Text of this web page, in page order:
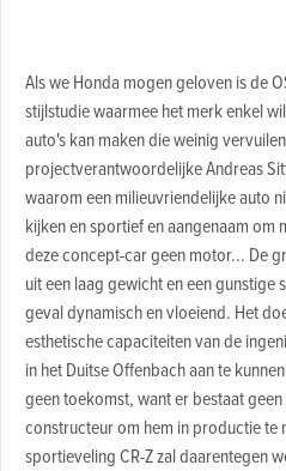
Als we Honda mogen geloven is de
stijlstudie waarmee het merk enkel
auto's kan maken die weinig
projectverantwoordelijke Andreas
waarom een milieuvriendelijke auto
kijken en sportief en aangenaam om
deze concept-car geen motor... De
uit een laag gewicht en een gunstige
geval dynamisch en vloeiend. Het
esthetische capaciteiten van de
in het Duitse Offenbach aan te
geen toekomst, want er bestaat
constructeur om hem in productie te
sportieveling CR-Z zal daarentegen